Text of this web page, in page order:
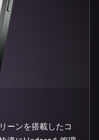
ーンを搭載したコ